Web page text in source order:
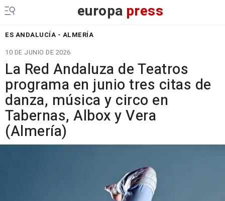
europa press
ES ANDALUCÍA - ALMERÍA
10 DE JUNIO DE 2026
La Red Andaluza de Teatros
programa en junio tres citas de
danza, música y circo en
Tabernas, Albox y Vera
(Almería)